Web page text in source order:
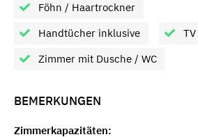
Föhn / Haartrockner
Handtücher inklusive
TV
Zimmer mit Dusche / WC
BEMERKUNGEN
Zimmerkapazitäten: